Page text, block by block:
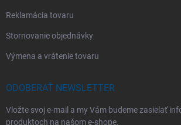
Reklamácia tovaru
Stornovanie objednávky
Výmena a vrátenie tovaru
ODOBERAŤ NEWSLETTER
Vložte svoj e-mail a my Vám budeme zasielať
produktoch na našom e-shope.